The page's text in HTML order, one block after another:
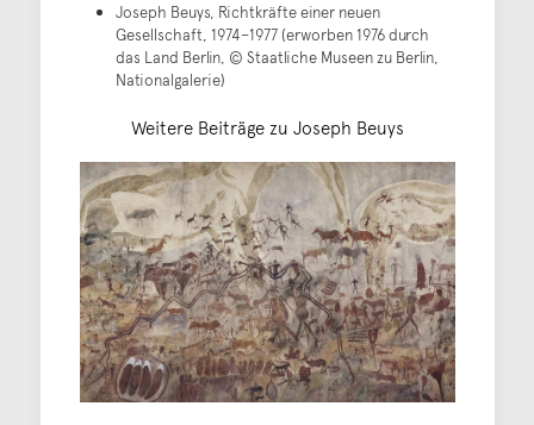
Joseph Beuys, Richtkräfte einer neuen
Gesellschaft, 1974–1977 (erworben 1976 durch
das Land Berlin, © Staatliche Museen zu Berlin,
Nationalgalerie)
Weitere Beiträge zu Joseph Beuys